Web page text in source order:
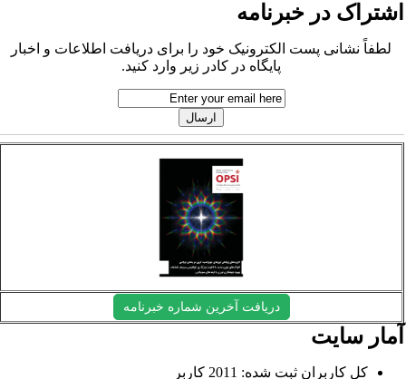
در خبرنامه
لطفاً نشانی پست الکترونیک خود را برای دریافت اطلاعات و اخبار
پایگاه در کادر زیر وارد کنید.
دریافت آخرین شماره خبرنامه
سایت
کل کاربران ثبت شده: 2011 کاربر